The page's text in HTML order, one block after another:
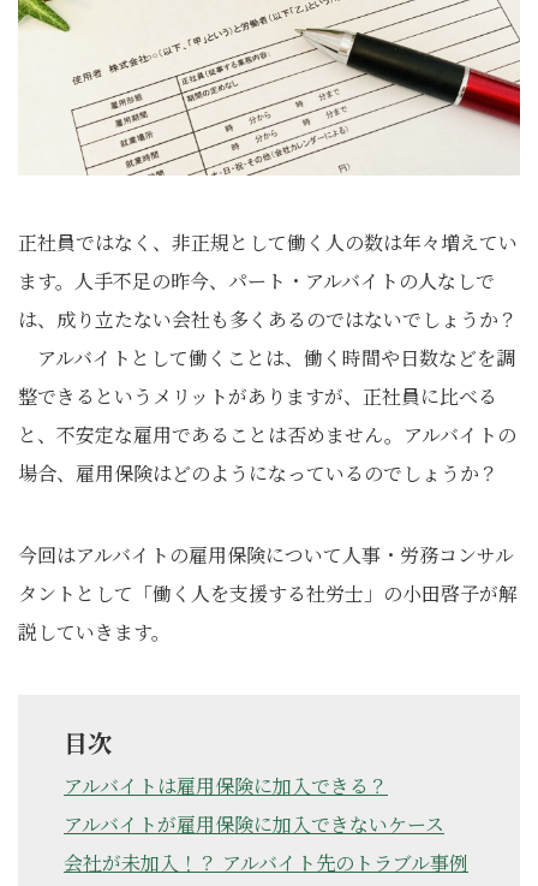
正社員ではなく、非正規として働く人の数は年々増えてい
ます。人手不足の昨今、パート・アルバイトの人なしで
は、成り立たない会社も多くあるのではないでしょうか？
アルバイトとして働くことは、働く時間や日数などを調
整できるというメリットがありますが、正社員に比べる
と、不安定な雇用であることは否めません。アルバイトの
場合、雇用保険はどのようになっているのでしょうか？
今回はアルバイトの雇用保険について人事・労務コンサル
タントとして「働く人を支援する社労士」の小田啓子が解
説していきます。
目次
アルバイトは雇用保険に加入できる？
アルバイトが雇用保険に加入できないケース
会社が未加入！？ アルバイト先のトラブル事例